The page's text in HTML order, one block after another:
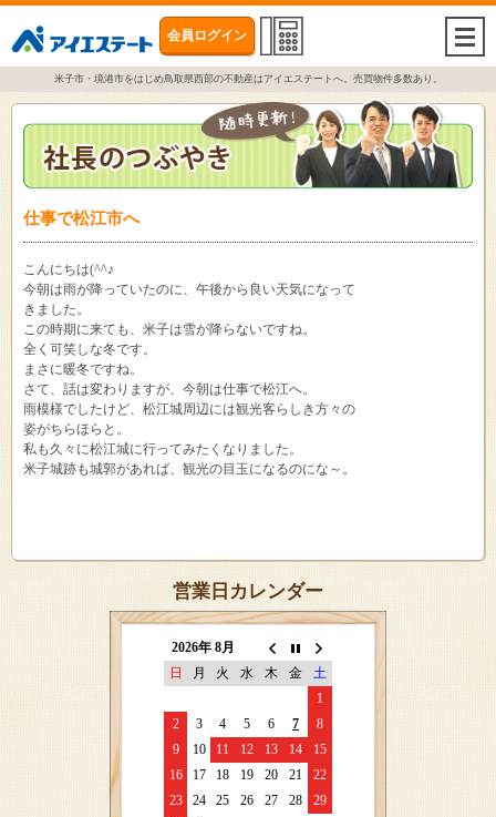
会員ログイン
米子市・境港市をはじめ鳥取県西部の不動産はアイエステートへ。売買物件多数あり。
仕事で松江市へ
こんにちは(^^♪
今朝は雨が降っていたのに、午後から良い天気になって
きました。
この時期に来ても、米子は雪が降らないですね。
全く可笑しな冬です。
まさに暖冬ですね。
さて、話は変わりますが、今朝は仕事で松江へ。
雨模様でしたけど、松江城周辺には観光客らしき方々の
姿がちらほらと。
私も久々に松江城に行ってみたくなりました。
米子城跡も城郭があれば、観光の目玉になるのにな～。
営業日カレンダー
2026年 8月
日
月 火 水 木 金
土
1
2
3 4 5 6 7
8
9
10 11 12 13 14
15
16
17 18 19 20 21
22
23
24 25 26 27 28
29